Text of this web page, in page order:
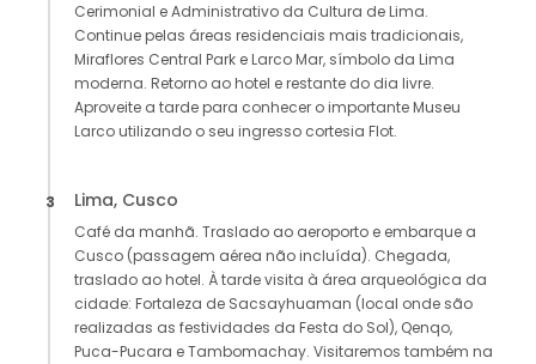
Cerimonial e Administrativo da Cultura de Lima.
Continue pelas áreas residenciais mais tradicionais,
Miraflores Central Park e Larco Mar, símbolo da Lima
moderna. Retorno ao hotel e restante do dia livre.
Aproveite a tarde para conhecer o importante Museu
Larco utilizando o seu ingresso cortesia Flot.
3 Lima, Cusco
Café da manhã. Traslado ao aeroporto e embarque a
Cusco (passagem aérea não incluída). Chegada,
traslado ao hotel. À tarde visita à área arqueológica da
cidade: Fortaleza de Sacsayhuaman (local onde são
realizadas as festividades da Festa do Sol), Qenqo,
Puca-Pucara e Tambomachay. Visitaremos também na